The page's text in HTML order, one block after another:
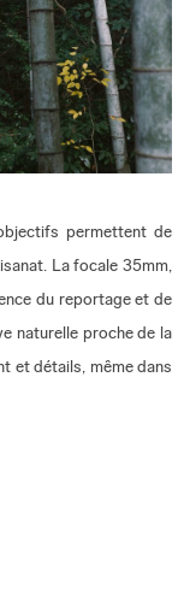
permettent de
La focale 35mm,
du reportage et de
naturelle proche de la
et détails, même dans